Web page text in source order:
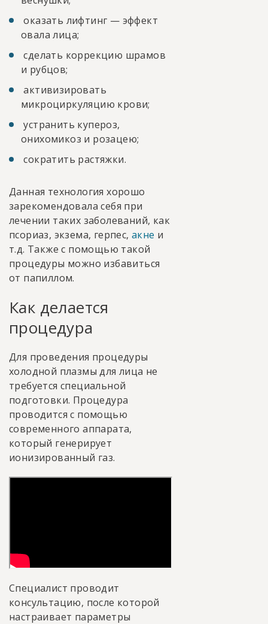
оказать лифтинг — эффект
овала лица;
сделать коррекцию шрамов
и рубцов;
активизировать
микроциркуляцию крови;
устранить купероз,
онихомикоз и розацею;
сократить растяжки.
Данная технология хорошо
зарекомендовала себя при
лечении таких заболеваний, как
псориаз, экзема, герпес,акне и
т.д. Также с помощью такой
процедуры можно избавиться
от папиллом.
Как делается
процедура
Для проведения процедуры
холодной плазмы для лица не
требуется специальной
подготовки. Процедура
проводится с помощью
современного аппарата,
который генерирует
ионизированный газ.
Специалист проводит
консультацию, после которой
настраивает параметры